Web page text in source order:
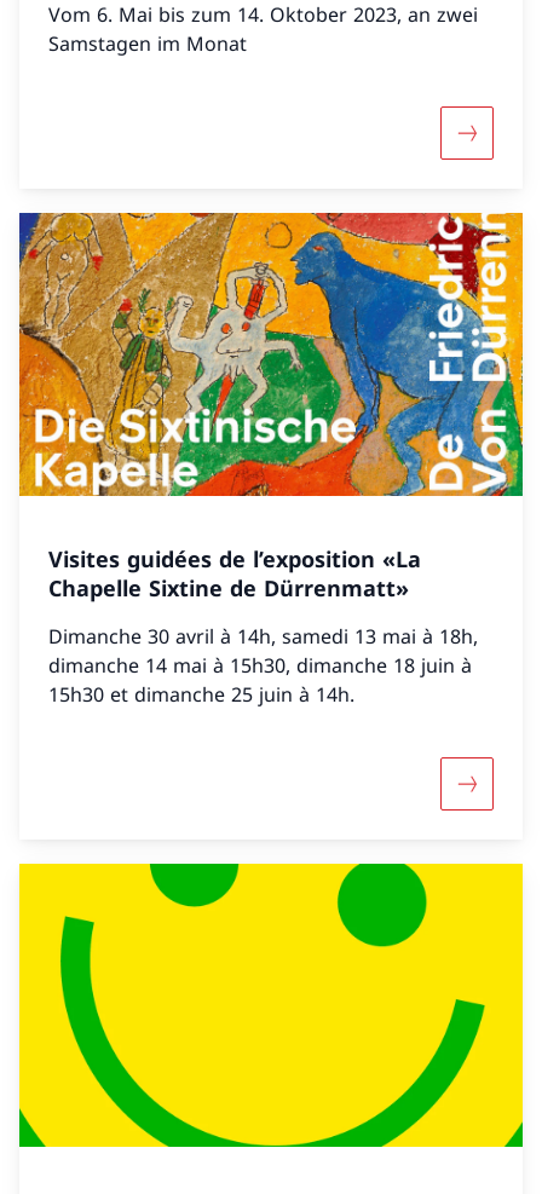
Vom 6. Mai bis zum 14. Oktober 2023, an zwei
Samstagen im Monat
Visites guidées de l’exposition «La
Chapelle Sixtine de Dürrenmatt»
Dimanche 30 avril à 14h, samedi 13 mai à 18h,
dimanche 14 mai à 15h30, dimanche 18 juin à
15h30 et dimanche 25 juin à 14h.